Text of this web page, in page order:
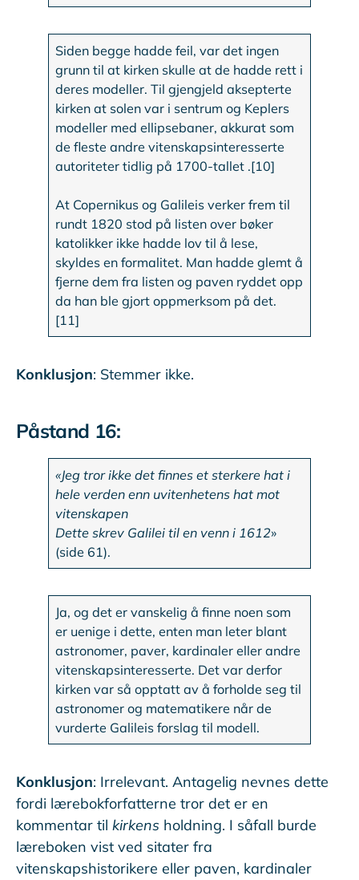
Siden begge hadde feil, var det ingen
grunn til at kirken skulle at de hadde rett i
deres modeller. Til gjengjeld aksepterte
kirken at solen var i sentrum og Keplers
modeller med ellipsebaner, akkurat som
de fleste andre vitenskapsinteresserte
autoriteter tidlig på 1700-tallet .[10]
At Copernikus og Galileis verker frem til
rundt 1820 stod på listen over bøker
katolikker ikke hadde lov til å lese,
skyldes en formalitet. Man hadde glemt å
fjerne dem fra listen og paven ryddet opp
da han ble gjort oppmerksom på det.
[11]
Konklusjon: Stemmer ikke.
Påstand 16:
«Jeg tror ikke det finnes et sterkere hat i
hele verden enn uvitenhetens hat mot
vitenskapen
Dette skrev Galilei til en venn i 1612»
(side 61).
Ja, og det er vanskelig å finne noen som
er uenige i dette, enten man leter blant
astronomer, paver, kardinaler eller andre
vitenskapsinteresserte. Det var derfor
kirken var så opptatt av å forholde seg til
astronomer og matematikere når de
vurderte Galileis forslag til modell.
Konklusjon: Irrelevant. Antagelig nevnes dette
fordi lærebokforfatterne tror det er en
kommentar til kirkens holdning. I såfall burde
læreboken vist ved sitater fra
vitenskapshistorikere eller paven, kardinaler